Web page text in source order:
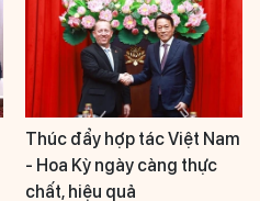
Thúc đẩy hợp tác Việt Nam
- Hoa Kỳ ngày càng thực
chất, hiệu quả